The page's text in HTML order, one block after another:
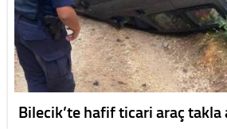
Bilecik’te hafif ticari araç takla